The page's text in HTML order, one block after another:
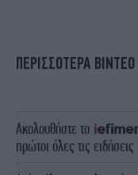
ΠΕΡΙΣΣΟΤΕΡΑ ΒΙΝΤΕΟ
Ακολουθήστε το
πρώτοι όλες τις ειδήσεις